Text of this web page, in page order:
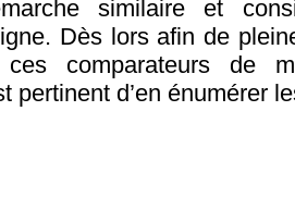
similaire et
Dès lors afin de
ces comparateurs de
pertinent d’en énumérer